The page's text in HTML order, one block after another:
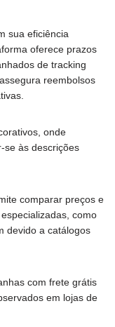
sua eficiência
oferece prazos
de tracking
reembolsos
onde
se às descrições
comparar preços e
como
devido a catálogos
com frete grátis
em lojas de